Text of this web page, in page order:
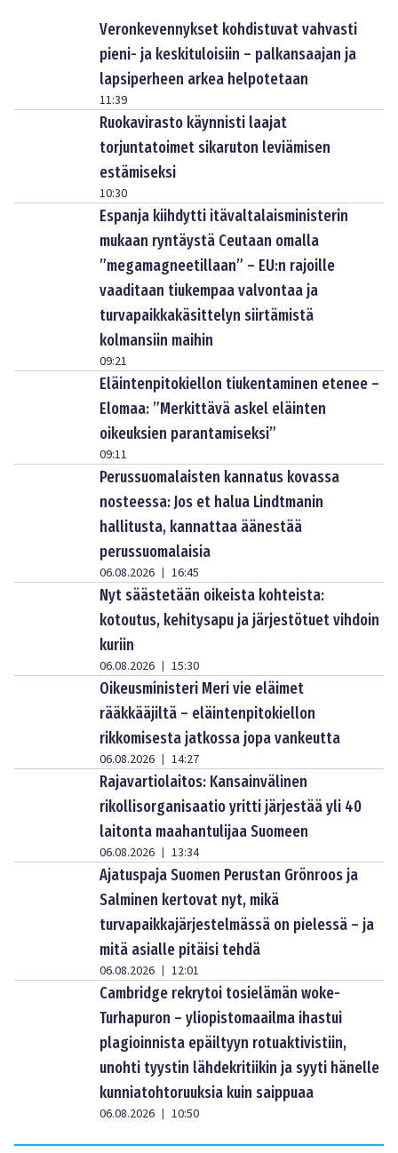
Veronkevennykset kohdistuvat vahvasti
pieni- ja keskituloisiin – palkansaajan ja
lapsiperheen arkea helpotetaan
11:39
Ruokavirasto käynnisti laajat
torjuntatoimet sikaruton leviämisen
estämiseksi
10:30
Espanja kiihdytti itävaltalaisministerin
mukaan ryntäystä Ceutaan omalla
”megamagneetillaan” – EU:n rajoille
vaaditaan tiukempaa valvontaa ja
turvapaikkakäsittelyn siirtämistä
kolmansiin maihin
09:21
Eläintenpitokiellon tiukentaminen etenee –
Elomaa: ”Merkittävä askel eläinten
oikeuksien parantamiseksi”
09:11
Perussuomalaisten kannatus kovassa
nosteessa: Jos et halua Lindtmanin
hallitusta, kannattaa äänestää
perussuomalaisia
06.08.2026 | 16:45
Nyt säästetään oikeista kohteista:
kotoutus, kehitysapu ja järjestötuet vihdoin
kuriin
06.08.2026 | 15:30
Oikeusministeri Meri vie eläimet
rääkkääjiltä – eläintenpitokiellon
rikkomisesta jatkossa jopa vankeutta
06.08.2026 | 14:27
Rajavartiolaitos: Kansainvälinen
rikollisorganisaatio yritti järjestää yli 40
laitonta maahantulijaa Suomeen
06.08.2026 | 13:34
Ajatuspaja Suomen Perustan Grönroos ja
Salminen kertovat nyt, mikä
turvapaikkajärjestelmässä on pielessä – ja
mitä asialle pitäisi tehdä
06.08.2026 | 12:01
Cambridge rekrytoi tosielämän woke-
Turhapuron – yliopistomaailma ihastui
plagioinnista epäiltyyn rotuaktivistiin,
unohti tyystin lähdekritiikin ja syyti hänelle
kunniatohtoruuksia kuin saippuaa
06.08.2026 | 10:50